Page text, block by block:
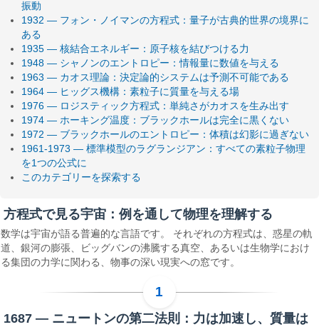
振動
1932 — フォン・ノイマンの方程式：量子が古典的世界の境界に
ある
1935 — 核結合エネルギー：原子核を結びつける力
1948 — シャノンのエントロピー：情報量に数値を与える
1963 — カオス理論：決定論的システムは予測不可能である
1964 — ヒッグス機構：素粒子に質量を与える場
1976 — ロジスティック方程式：単純さがカオスを生み出す
1974 — ホーキング温度：ブラックホールは完全に黒くない
1972 — ブラックホールのエントロピー：体積は幻影に過ぎない
1961-1973 — 標準模型のラグランジアン：すべての素粒子物理
を1つの公式に
このカテゴリーを探索する
方程式で見る宇宙：例を通して物理を理解する
数学は宇宙が語る普遍的な言語です。 それぞれの方程式は、惑星の軌
道、銀河の膨張、ビッグバンの沸騰する真空、あるいは生物学におけ
る集団の力学に関わる、物事の深い現実への窓です。
1687 — ニュートンの第二法則：力は加速し、質量は